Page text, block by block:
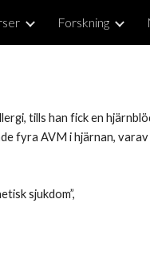
Skip to navigation
Forskning
tills han fick en
fyra AVM i hjärnan,
sjukdom”,